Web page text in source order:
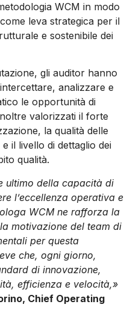
WCM in modo
leva strategica per il
e sostenibile dei
gli auditor hanno
analizzare e
le opportunità di
valorizzati il forte
la qualità delle
il livello di dettaglio dei
qualità.
ultimo della capacità di
l’eccellenza operativa e
WCM ne rafforza la
motivazione del team di
per questa
che, ogni giorno,
di innovazione,
efficienza e velocità,»
Chief Operating